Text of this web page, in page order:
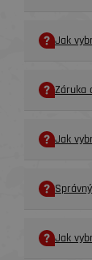
Jak
Záruka
Jak
Jak